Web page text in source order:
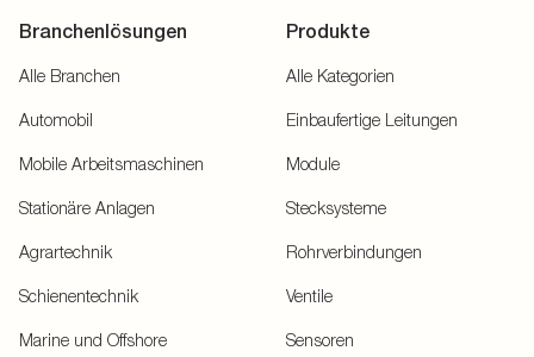
Branchenlösungen
Alle Branchen
Automobil
Mobile Arbeitsmaschinen
Stationäre Anlagen
Agrartechnik
Schienentechnik
Marine und Offshore
Produkte
Alle Kategorien
Einbaufertige Leitungen
Module
Stecksysteme
Rohrverbindungen
Ventile
Sensoren